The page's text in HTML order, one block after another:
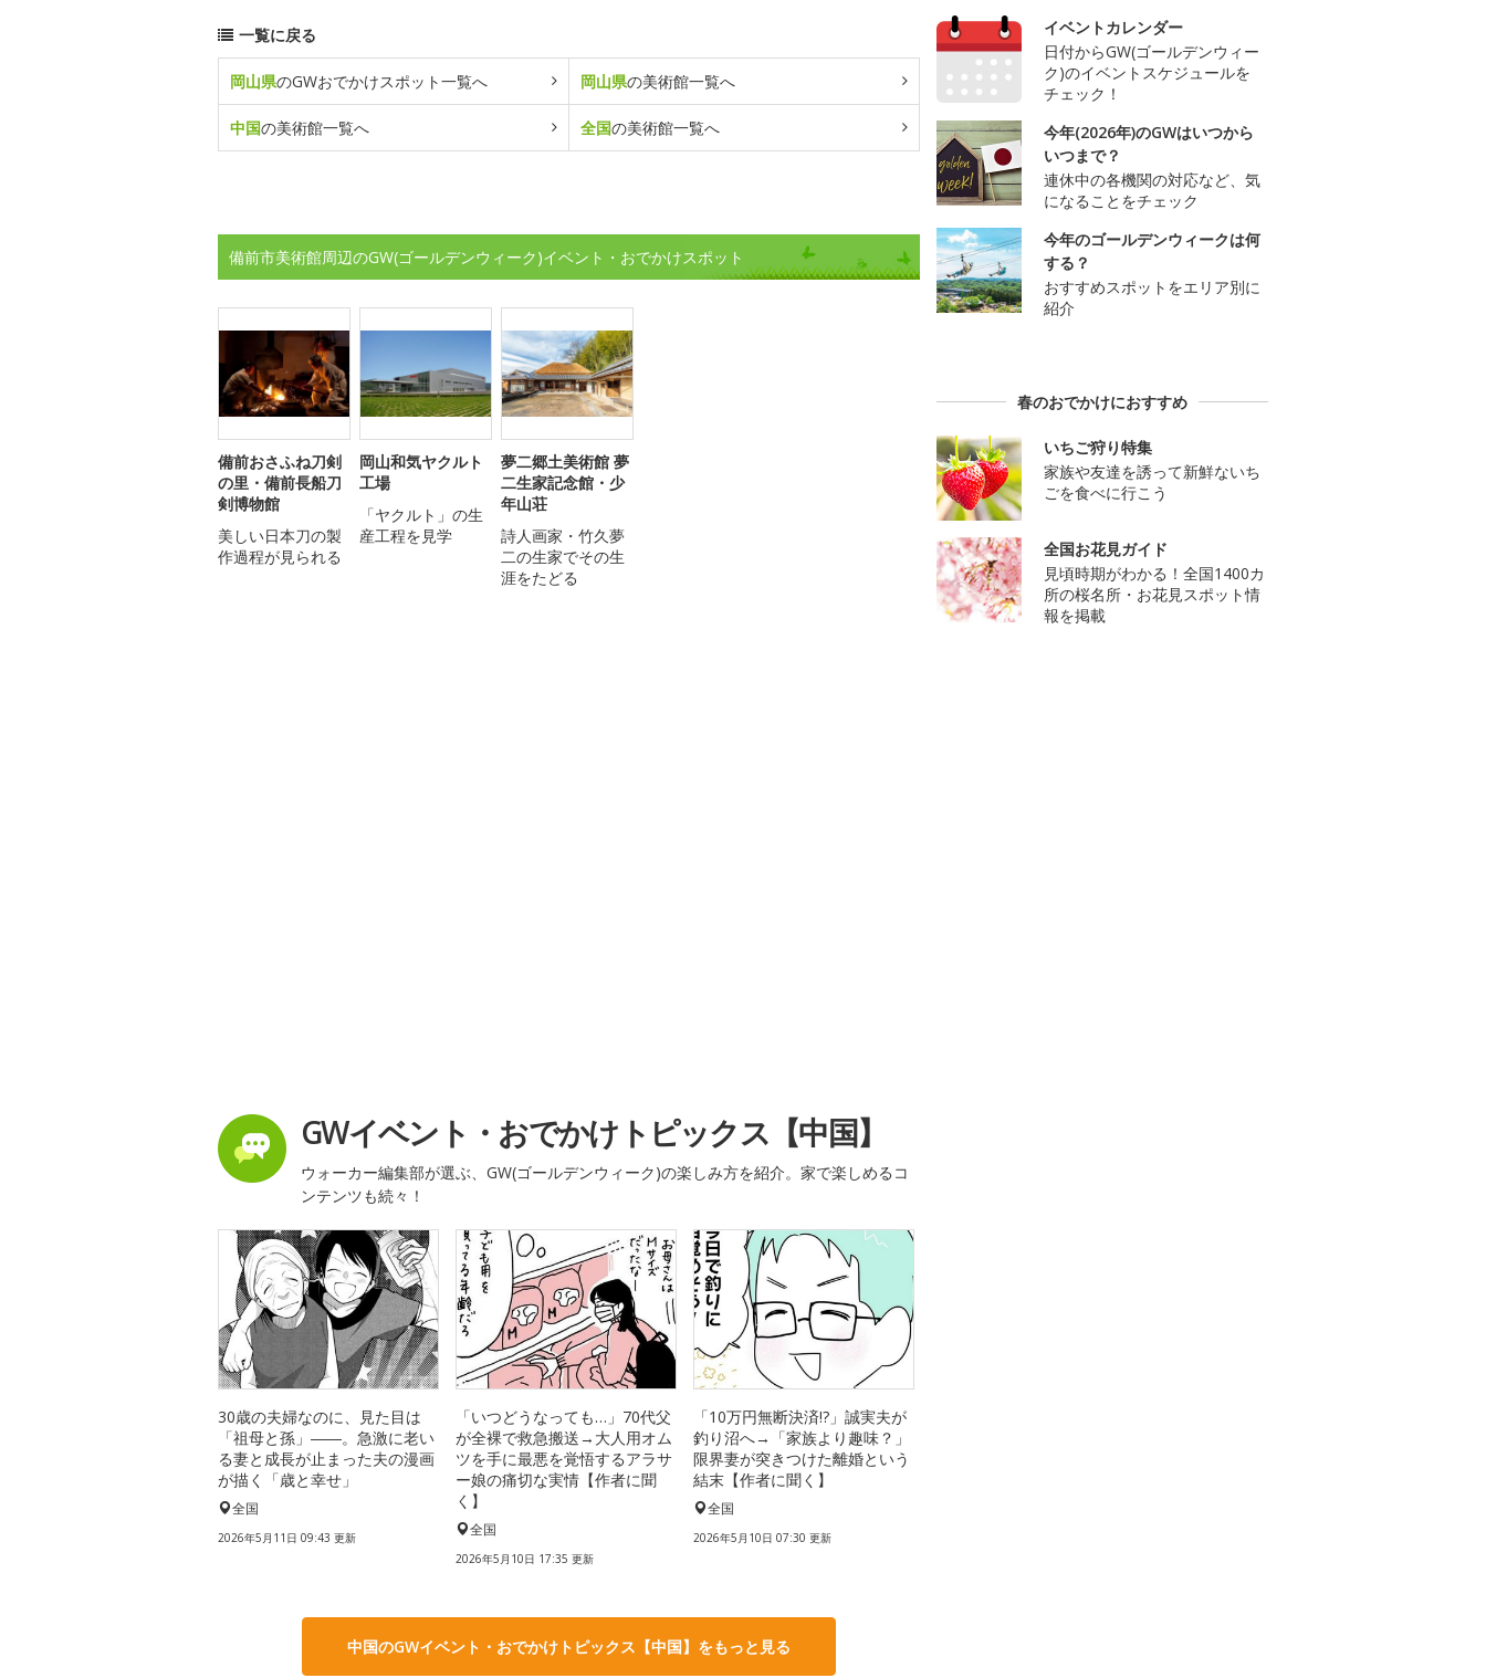
一覧に戻る
岡山県のGWおでかけスポット一覧へ 岡山県の美術館一覧へ
中国の美術館一覧へ 全国の美術館一覧へ
備前市美術館周辺のGW(ゴールデンウィーク)イベント・おでかけスポット
備前おさふね刀剣
の里・備前長船刀
剣博物館
美しい日本刀の製
作過程が見られる
岡山和気ヤクルト
工場
「ヤクルト」の生
産工程を見学
夢二郷土美術館 夢
二生家記念館・少
年山荘
詩人画家・竹久夢
二の生家でその生
涯をたどる
GWイベント・おでかけトピックス【中国】
ウォーカー編集部が選ぶ、GW(ゴールデンウィーク)の楽しみ方を紹介。家で楽しめるコ
ンテンツも続々！
30歳の夫婦なのに、見た目は
「祖母と孫」――。急激に老い
る妻と成長が止まった夫の漫画
が描く「歳と幸せ」
全国
2026年5月11日 09:43 更新
「いつどうなっても…」70代父
が全裸で救急搬送→大人用オム
ツを手に最悪を覚悟するアラサ
ー娘の痛切な実情【作者に聞
く】
全国
2026年5月10日 17:35 更新
「10万円無断決済!?」誠実夫が
釣り沼へ→「家族より趣味？」
限界妻が突きつけた離婚という
結末【作者に聞く】
全国
2026年5月10日 07:30 更新
中国のGWイベント・おでかけトピックス【中国】をもっと見る
イベントカレンダー
日付からGW(ゴールデンウィー
ク)のイベントスケジュールを
チェック！
今年(2026年)のGWはいつから
いつまで？
連休中の各機関の対応など、気
になることをチェック
今年のゴールデンウィークは何
する？
おすすめスポットをエリア別に
紹介
春のおでかけにおすすめ
いちご狩り特集
家族や友達を誘って新鮮ないち
ごを食べに行こう
全国お花見ガイド
見頃時期がわかる！全国1400カ
所の桜名所・お花見スポット情
報を掲載